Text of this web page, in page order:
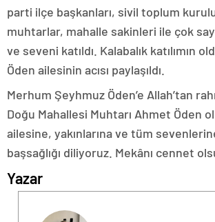
parti ilçe başkanları, sivil toplum
muhtarlar, mahalle sakinleri ile çok
ve seveni katıldı. Kalabalık katılımın
Öden ailesinin acısı paylaşıldı.
Merhum Şeyhmuz Öden’e Allah’tan
Doğu Mahallesi Muhtarı Ahmet Öden
ailesine, yakınlarına ve tüm
başsağlığı diliyoruz. Mekânı cennet
Yazar